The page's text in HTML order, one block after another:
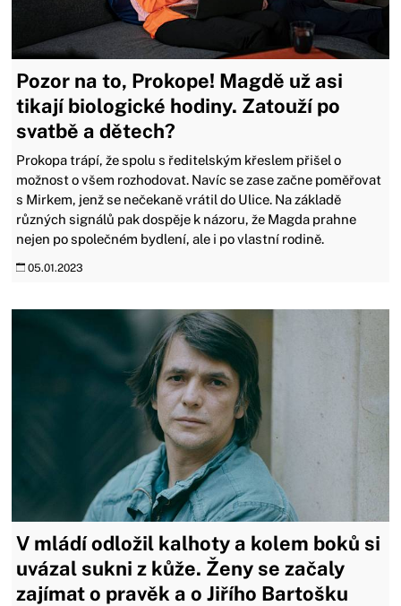
Pozor na to, Prokope! Magdě už asi
tikají biologické hodiny. Zatouží po
svatbě a dětech?
Prokopa trápí, že spolu s ředitelským křeslem přišel o
možnost o všem rozhodovat. Navíc se zase začne poměřovat
s Mirkem, jenž se nečekaně vrátil do Ulice. Na základě
různých signálů pak dospěje k názoru, že Magda prahne
nejen po společném bydlení, ale i po vlastní rodině.
05.01.2023
V mládí odložil kalhoty a kolem boků si
uvázal sukni z kůže. Ženy se začaly
zajímat o pravěk a o Jiřího Bartošku